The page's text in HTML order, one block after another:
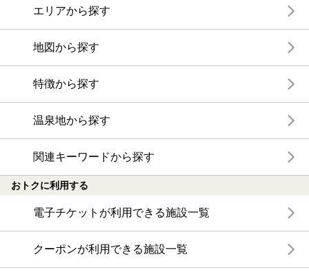
エリアから探す
地図から探す
特徴から探す
温泉地から探す
関連キーワードから探す
おトクに利用する
電子チケットが利用できる施設一覧
クーポンが利用できる施設一覧